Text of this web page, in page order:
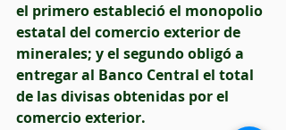
el primero estableció el monopolio
estatal del comercio exterior de
minerales; y el segundo obligó a
entregar al Banco Central el total
de las divisas obtenidas por el
comercio exterior.